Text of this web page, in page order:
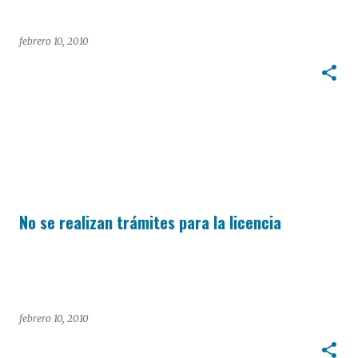
febrero 10, 2010
No se realizan trámites para la licencia
febrero 10, 2010